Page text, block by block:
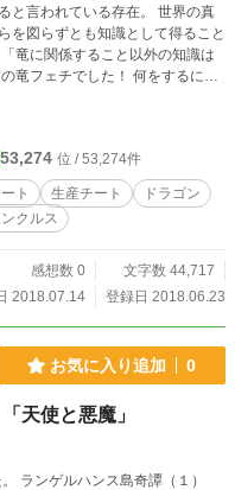
と言われている存在。 世界の真
図らずとも知識として得ること
活かすつもりがサラサラない！
込んで大変な事件を巻き起こ
筋肉があれば何でも出来る」 田
変態・変人たちが紡ぎ出す、異世
は……竜だ！
53,274 位 / 53,274件
ト 生産チート
ドラゴン
クルス
感想数 0
文字数 44,717
2018.07.14
登録日 2018.06.23
お気に入り追加 0
天使と悪魔」
）